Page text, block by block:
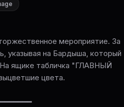
мероприятие. За
указывая на Бардыша, который
На ящике табличка "ГЛАВНЫЙ
цвета.